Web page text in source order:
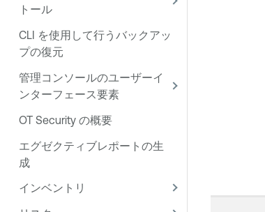
トール
CLI を使用して行うバックアッ
プの復元
管理コンソールのユーザーイ
ンターフェース要素
OT Security の概要
エグゼクティブレポートの生
成
インベントリ